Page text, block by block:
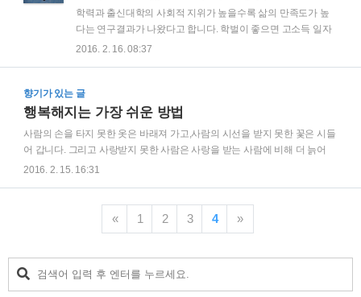
학력과 출신대학의 사회적 지위가 높을수록 삶의 만족도가 높
다는 연구결과가 나왔다고 합니다. 학벌이 좋으면 고소득 일자
리를 얻을 가능성이 높고 이로 인해 삶의 만족도가 높을 것으로
합니다. 즉, 학력이 아닌 자존감이 만족스러운 삶을 살기 위한
필수 요소임을 알 수 있습니다. 학력이나 출신대학의 사회적 지
력이 좋지 않고 사회적 지위가 높지 않다고 좌절하는 사이에 자
존감은 바닥에 떨어지게 되고 삶의 만족도는 끝 없이 추락하게
됩니다. 자존감의 사전적 의미는 자기의 품위를 스스로 지키려
는 감정, 자기를 높여 잘난체 하는 감정을 말합니다..
2016. 2. 16. 08:37
향기가 있는 글
행복해지는 가장 쉬운 방법
사람의 손을 타지 못한 옷은 바래져 가고,사람의 시선을 받지 못한 꽃은 시들
어 갑니다. 그리고 사랑받지 못한 사람은 사랑을 받는 사람에 비해 더 늙어
갑니다. 내가 웃으며 다른 사람을 바라봐 주면 그 사람도 웃으면서 나를 바라
입니다. 그러나 내가 화를 내고 짜증을 내는 순간 그 화와 짜증은 몇 배나 더
큰 아픔이 되어 나를 향하게 됩니다. 웃으면서 즐겁고 살고, 사랑으로 모든
2016. 2. 15. 16:31
« 1 2 3 4 »